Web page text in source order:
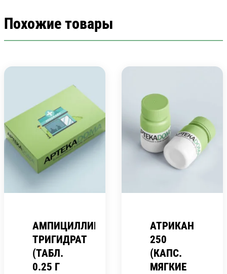
Похожие товары
АМПИЦИЛЛИНА
ТРИГИДРАТ
(ТАБЛ.
0.25 Г
АТРИКАН
250
(КАПС.
МЯГКИЕ